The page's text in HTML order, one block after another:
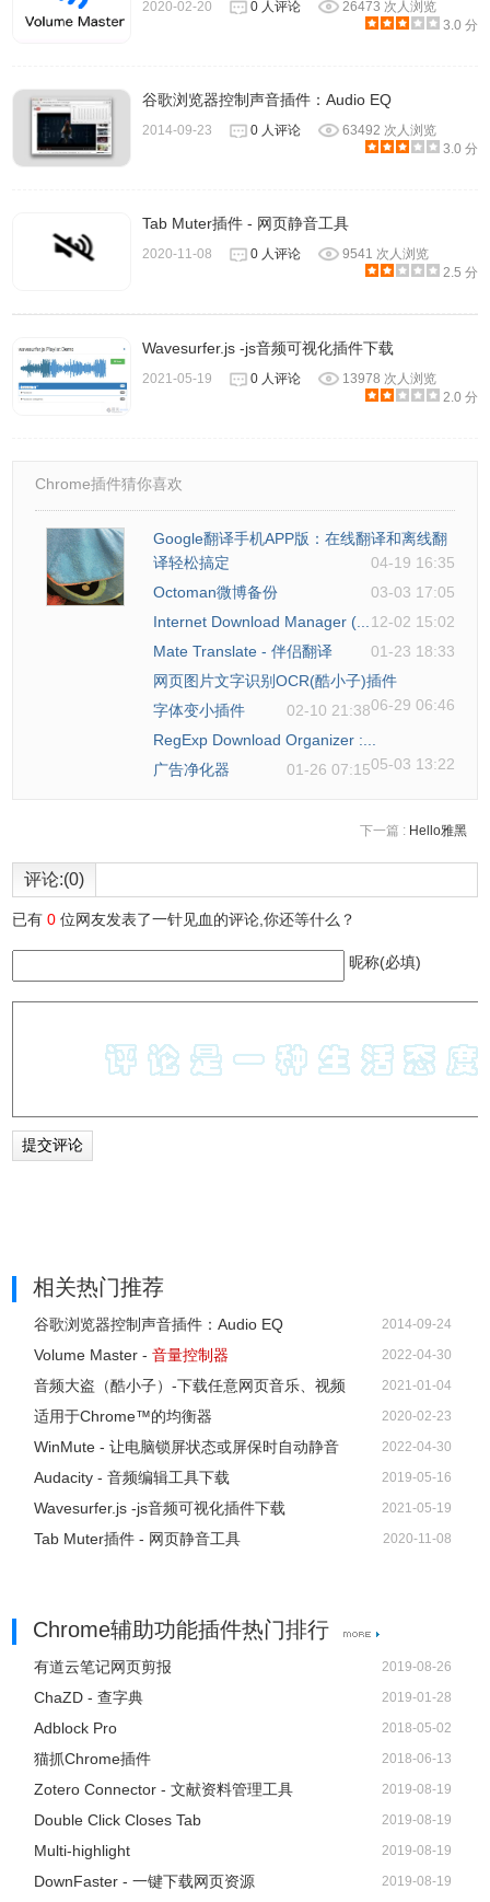
2020-02-20 0 人评论
26473 次人浏览
3.0 分
谷歌浏览器控制声音插件：Audio EQ
2014-09-23 0 人评论
63492 次人浏览
3.0 分
Tab Muter插件 - 网页静音工具
2020-11-08 0 人评论
9541 次人浏览
2.5 分
Wavesurfer.js -js音频可视化插件下载
2021-05-19 0 人评论
13978 次人浏览
2.0 分
Chrome插件猜你喜欢
Google翻译手机APP版：在线翻译和离线翻
译轻松搞定
04-19 16:35
Octoman微博备份
03-03 17:05
Internet Download Manager (...
12-02 15:02
Mate Translate - 伴侣翻译
01-23 18:33
网页图片文字识别OCR(酷小子)插件
06-29 06:46
字体变小插件
02-10 21:38
RegExp Download Organizer :...
05-03 13:22
广告净化器 01-26 07:15
下一篇 : Hello雅黑
评论:(0)
已有0 位网友发表了一针见血的评论,你还等什么？
昵称(必填)
相关热门推荐
谷歌浏览器控制声音插件：Audio EQ 2014-09-24
Volume Master -音量控制器 2022-04-30
音频大盗（酷小子）-下载任意网页音乐、视频 2021-01-04
适用于Chrome™的均衡器 2020-02-23
WinMute - 让电脑锁屏状态或屏保时自动静音 2022-04-30
Audacity - 音频编辑工具下载 2019-05-16
Wavesurfer.js -js音频可视化插件下载 2021-05-19
Tab Muter插件 - 网页静音工具 2020-11-08
Chrome辅助功能插件热门排行
有道云笔记网页剪报 2019-08-26
ChaZD - 查字典 2019-01-28
Adblock Pro 2018-05-02
猫抓Chrome插件 2018-06-13
Zotero Connector - 文献资料管理工具 2019-08-19
Double Click Closes Tab 2019-08-19
Multi-highlight 2019-08-19
DownFaster - 一键下载网页资源 2019-08-19